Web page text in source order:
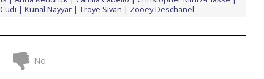
Kunal Nayyar Troye Sivan Zooey Deschanel
No